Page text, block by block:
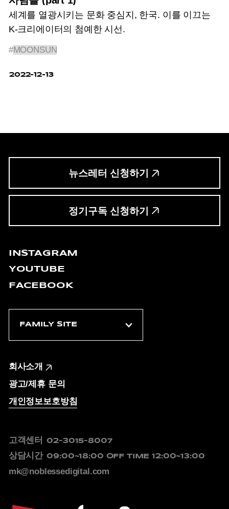
세계를 열광시키는 문화 중심지, 한국. 이를 이끄는
K-크리에이터의 첨예한 시선.
#MOONSUN
2022-12-13
뉴스레터 신청하기
정기구독 신청하기
INSTAGRAM
YOUTUBE
FACEBOOK
회사소개
광고/제휴 문의
개인정보보호방침
고객센터 02-3015-8007
상담시간 09:00~18:00 OFF TIME 12:00~13:00
mk@noblessedigital.com